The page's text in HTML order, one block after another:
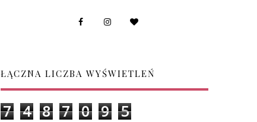
ŁĄCZNA LICZBA WYŚWIETLEŃ
7 4 8 7 0 9 5